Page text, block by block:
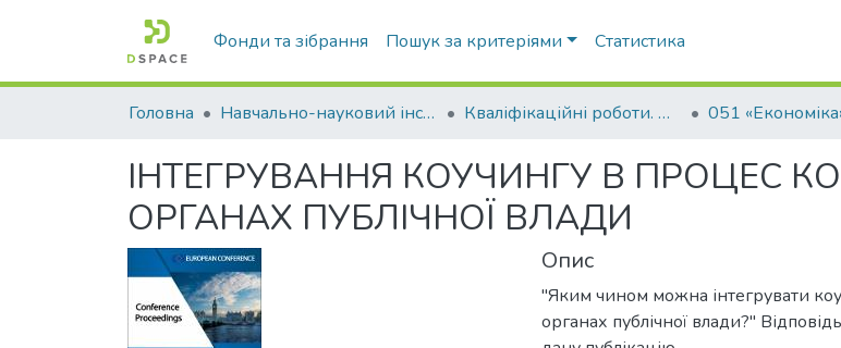
Фонди та зібрання Пошук за критеріями Статистика
Головна Навчально-науковий інститут економіки, управління, права та інформаційних технологій Кваліфікаційні роботи. ННІ економіки, управління, права та ІТ 051
ІНТЕГРУВАННЯ КОУЧИНГУ В ПРОЦЕС
ОРГАНАХ ПУБЛІЧНОЇ ВЛАДИ
Опис
"Яким чином можна інтегрувати
органах публічної влади?"